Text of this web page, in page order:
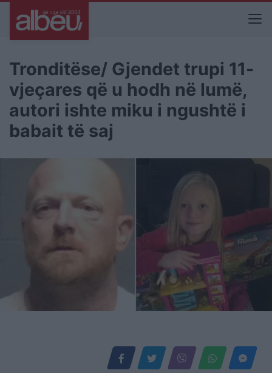
Tronditëse/ Gjendet trupi 11-
vjeçares që u hodh në lumë,
autori ishte miku i ngushtë i
babait të saj